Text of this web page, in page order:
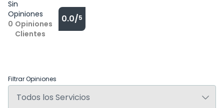
Sin
Opiniones
0 Opiniones
Clientes
0.0/5
Filtrar Opiniones